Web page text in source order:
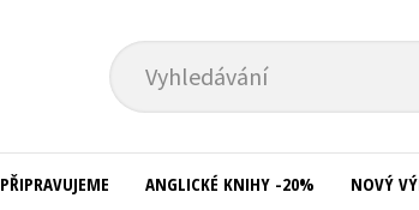
Vyhledávání
PŘIPRAVUJEME ANGLICKÉ KNIHY -20% NOVÝ